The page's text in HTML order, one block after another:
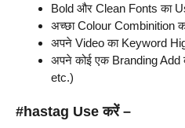
Bold और Clean Fonts का
अच्छा Colour Combinition
अपने Video का Keyword
अपने कोई एक Branding
etc.)
#hastag Use करें –